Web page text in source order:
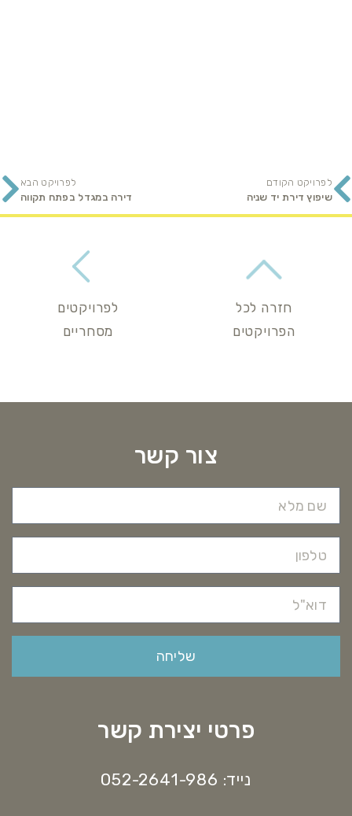
לפרויקט הקודם
שיפוץ דירת יד שניה
לפרויקט הבא
דירה במגדל בפתח תקווה
חזרה לכל
הפרויקטים
לפרויקטים
מסחריים
צור קשר
שליחה
פרטי יצירת קשר
נייד: 052-2641-986